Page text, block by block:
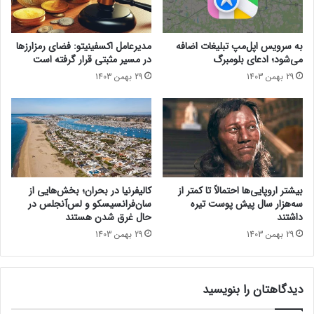
ر
ض
ه
د
ر
س
ا
ل
۲
۲
۵
ا
ی
ت
ف
ر
ی
ح
ی
ل
ک
س
غ
ل
ب
ف
د
به سرویس اپل‌مپ تبلیغات اضافه
می‌شود؛ ادعای بلومبرگ
29 بهمن 1403
مدیرعامل اکسفینیتو:‌ فضای رمزارزها
در مسیر مثبتی قرار گرفته است
29 بهمن 1403
بیشتر اروپایی‌ها احتمالاً تا کمتر از
سه‌هزار سال پیش پوست تیره
داشتند
29 بهمن 1403
کالیفرنیا در بحران؛ بخش‌هایی از
سان‌فرانسیسکو و لس‌آنجلس در
حال غرق شدن هستند
29 بهمن 1403
دیدگاهتان را بنویسید